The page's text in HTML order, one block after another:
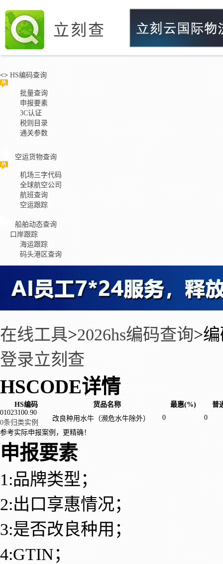
立刻查
<> HS编码查询
批量查询
申报要素
3C认证
税则目录
通关参数
空运货物查询
机场三字代码
全球航空公司
航班查询
空运跟踪
船舶动态查询
口岸跟踪
海运跟踪
码头港区查询
在线工具>2026hs编码查询>
登录立刻查
HSCODE详情
HS编码 货品名称 最惠(%)
普
01023100.90
0条归类实例
改良种用水牛（濒危水牛除外） 0
0
参考实际申报案例，更精确！
申报要素
1:品牌类型；
2:出口享惠情况；
3:是否改良种用；
4:GTIN；